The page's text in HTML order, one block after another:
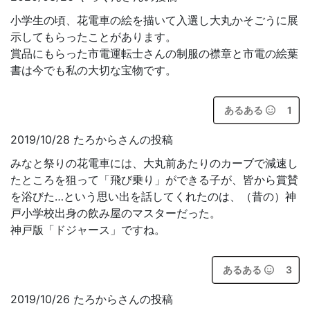
小学生の頃、花電車の絵を描いて入選し大丸かそごうに展
示してもらったことがあります。
賞品にもらった市電運転士さんの制服の襟章と市電の絵葉
書は今でも私の大切な宝物です。
あるある 1
2019/10/28 たろからさんの投稿
みなと祭りの花電車には、大丸前あたりのカーブで減速し
たところを狙って「飛び乗り」ができる子が、皆から賞賛
を浴びた…という思い出を話してくれたのは、（昔の）神
戸小学校出身の飲み屋のマスターだった。
神戸版「ドジャース」ですね。
あるある 3
2019/10/26 たろからさんの投稿